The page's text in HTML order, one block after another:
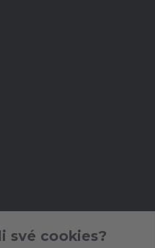
své cookies?